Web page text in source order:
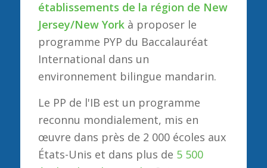
établissements de la région de New
Jersey/New York à proposer le
programme PYP du Baccalauréat
International dans un
environnement bilingue mandarin.
Le PP de l'IB est un programme
reconnu mondialement, mis en
œuvre dans près de 2 000 écoles aux
États-Unis et dans plus de 5 500